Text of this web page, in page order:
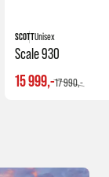
SCOTTUnisex
Scale 930
17 990,-
15 999,-